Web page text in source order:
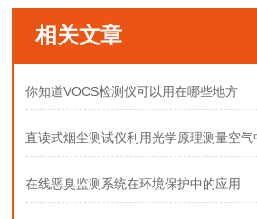
相关文章
你知道VOCS检测仪可以用在哪些地方
直读式烟尘测试仪利用光学原理测量空
在线恶臭监测系统在环境保护中的应用